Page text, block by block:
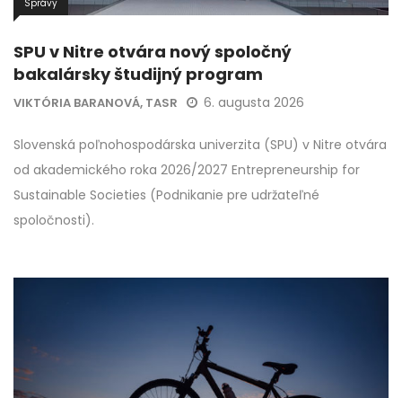
Správy
SPU v Nitre otvára nový spoločný
bakalársky študijný program
VIKTÓRIA BARANOVÁ, TASR 6. augusta 2026
Slovenská poľnohospodárska univerzita (SPU) v Nitre otvára
od akademického roka 2026/2027 Entrepreneurship for
Sustainable Societies (Podnikanie pre udržateľné
spoločnosti).